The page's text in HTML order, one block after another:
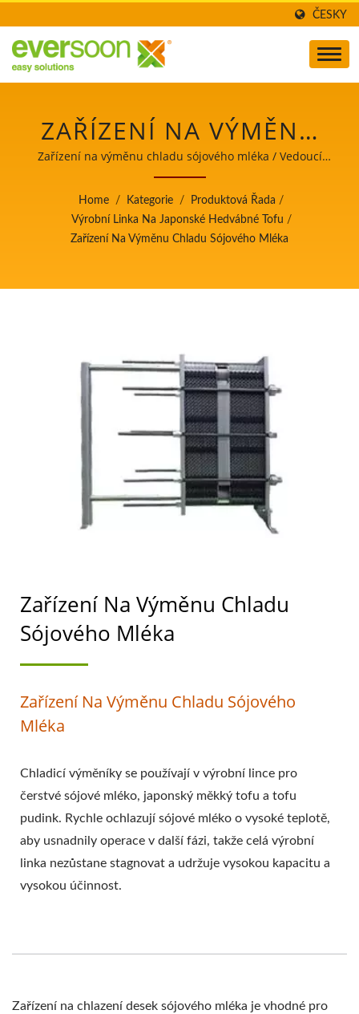
ČESKY
ZAŘÍZENÍ NA VÝMĚNU
CHLADU SÓJOVÉHO
MLÉKA JE JEDNÍM Z
STROJŮ V JAPONSKÉ
HEDVÁBNÝ TOFU. /
AUTOMATICKÝCH
STROJŮ NA VÝROBU
TOFU A SÓJOVÉHO
MLÉKA S NEJVYŠŠÍ
PRIORITOU NA
BEZPEČNOST
Zařízení na výměnu chladu sójového mléka / Vedoucí
automatických strojů na výrobu tofu a sójového mléka s
nejvyšší prioritou na bezpečnost potravin.
Home / Kategorie / Produktová Řada /
Výrobní Linka Na Japonské Hedvábné Tofu /
Zařízení Na Výměnu Chladu Sójového Mléka
Zařízení Na Výměnu Chladu
Sójového Mléka
Zařízení Na Výměnu Chladu Sójového
Mléka
Chladicí výměníky se používají v výrobní lince pro
čerstvé sójové mléko, japonský měkký tofu a tofu
pudink. Rychle ochlazují sójové mléko o vysoké teplotě,
aby usnadnily operace v další fázi, takže celá výrobní
linka nezůstane stagnovat a udržuje vysokou kapacitu a
vysokou účinnost.
Zařízení na chlazení desek sójového mléka je vhodné pro